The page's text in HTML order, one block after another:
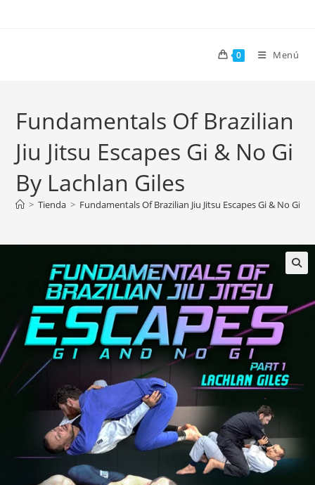
0 Menú
Fundamentals Of Brazilian
Jiu Jitsu Escapes Gi & No Gi
By Lachlan Giles
> Tienda > Fundamentals Of Brazilian Jiu Jitsu Escapes Gi & No Gi